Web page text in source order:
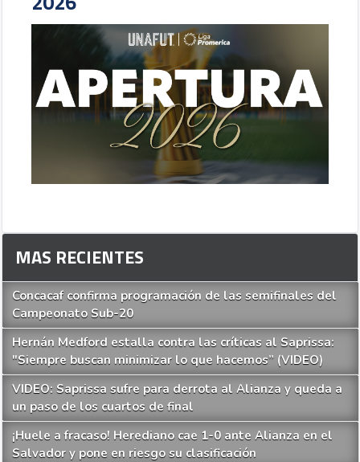
MAS RECIENTES
Concacaf confirma programación de las semifinales del
Campeonato Sub-20
Hernán Medford estalla contra las críticas al Saprissa:
"Siempre buscan minimizar lo que hacemos” (VIDEO)
VIDEO: Saprissa sufre para derrota al Alianza y queda a
un paso de los cuartos de final
¡Huele a fracaso! Herediano cae 1-0 ante Alianza en el
Salvador y pone en riesgo su clasificación